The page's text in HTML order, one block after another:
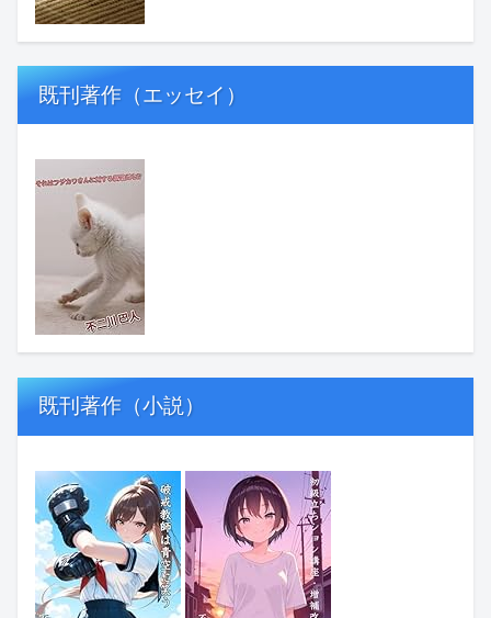
既刊著作（エッセイ）
既刊著作（小説）